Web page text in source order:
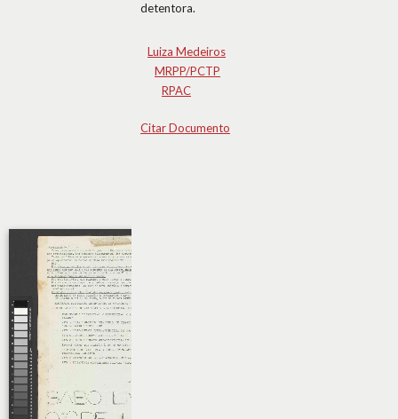
detentora.
Luiza Medeiros
MRPP/PCTP
RPAC
Citar Documento